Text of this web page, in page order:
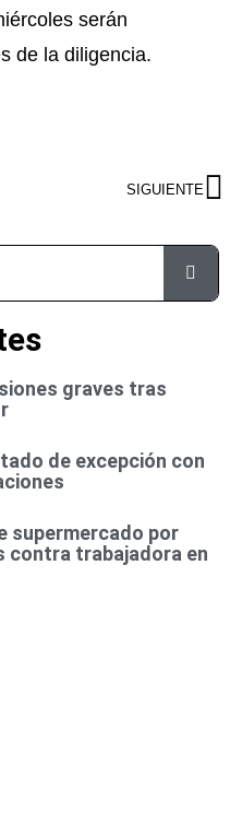
serán
de la diligencia.
SIGUIENTE
graves tras
de excepción con
supermercado por
contra trabajadora en